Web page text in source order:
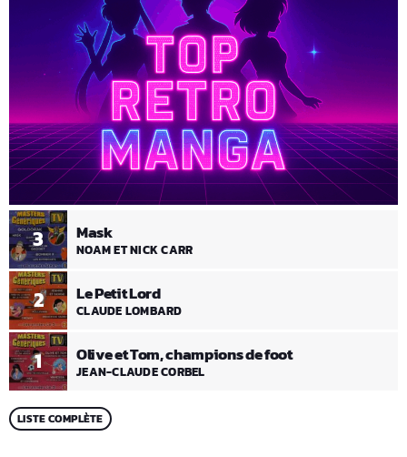
1 Olive et Tom, champions de foot
JEAN-CLAUDE CORBEL
2 Le Petit Lord
CLAUDE LOMBARD
3 Mask
NOAM ET NICK CARR
LISTE COMPLÈTE